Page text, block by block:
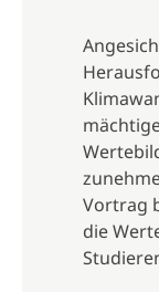
Vortrag
die